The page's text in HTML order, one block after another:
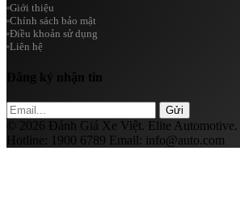
Giới thiệu
Chính sách bảo mật
Điều khoản sử dụng
Liên hệ
Đăng ký nhận tin
Gửi
© 2026 Đánh Giá Xe Việt. Elite Automotive.
Hotline: 1900 6789 Email: info@auto.com